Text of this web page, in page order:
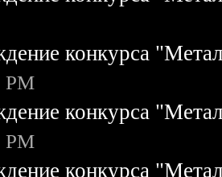
конкурса
PM
конкурса
PM
конкурса